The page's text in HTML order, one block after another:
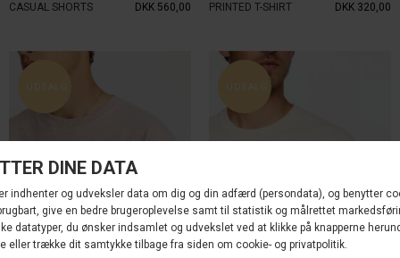
CASUAL SHORTS
DKK 560,00
PRINTED T-SHIRT
DKK 320,00
UDSALG UDSALG